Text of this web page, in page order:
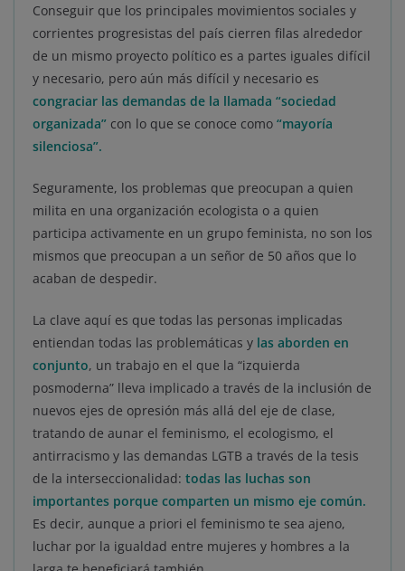
Conseguir que los principales movimientos sociales y
corrientes progresistas del país cierren filas alrededor
de un mismo proyecto político es a partes iguales difícil
y necesario, pero aún más difícil y necesario es
congraciar las demandas de la llamada “sociedad
organizada” con lo que se conoce como “mayoría
silenciosa”.
Seguramente, los problemas que preocupan a quien
milita en una organización ecologista o a quien
participa activamente en un grupo feminista, no son los
mismos que preocupan a un señor de 50 años que lo
acaban de despedir.
La clave aquí es que todas las personas implicadas
entiendan todas las problemáticas y las aborden en
conjunto, un trabajo en el que la “izquierda
posmoderna” lleva implicado a través de la inclusión de
nuevos ejes de opresión más allá del eje de clase,
tratando de aunar el feminismo, el ecologismo, el
antirracismo y las demandas LGTB a través de la tesis
de la interseccionalidad: todas las luchas son
importantes porque comparten un mismo eje común.
Es decir, aunque a priori el feminismo te sea ajeno,
luchar por la igualdad entre mujeres y hombres a la